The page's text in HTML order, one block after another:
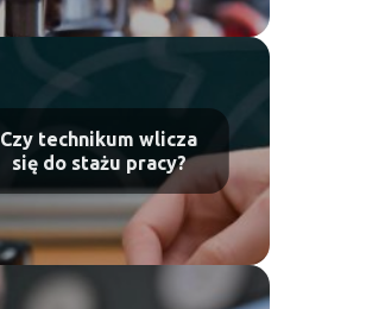
Czy technikum wlicza
się do stażu pracy?